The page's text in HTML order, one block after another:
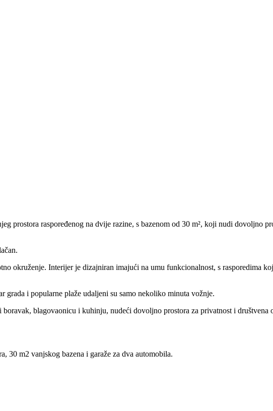
prostora raspoređenog na dvije razine, s bazenom od 30 m², koji nudi dovoljno
okruženje. Interijer je dizajniran imajući na umu funkcionalnost, s rasporedima
i popularne plaže udaljeni su samo nekoliko minuta vožnje.
blagovaonicu i kuhinju, nudeći dovoljno prostora za privatnost i društvena
30 m2 vanjskog bazena i garaže za dva automobila.